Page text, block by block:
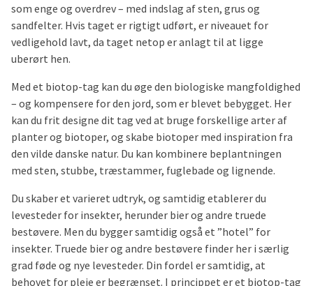
som enge og overdrev – med indslag af sten, grus og
sandfelter. Hvis taget er rigtigt udført, er niveauet for
vedligehold lavt, da taget netop er anlagt til at ligge
uberørt hen.
Med et biotop-tag kan du øge den biologiske mangfoldighed
– og kompensere for den jord, som er blevet bebygget. Her
kan du frit designe dit tag ved at bruge forskellige arter af
planter og biotoper, og skabe biotoper med inspiration fra
den vilde danske natur. Du kan kombinere beplantningen
med sten, stubbe, træstammer, fuglebade og lignende.
Du skaber et varieret udtryk, og samtidig etablerer du
levesteder for insekter, herunder bier og andre truede
bestøvere. Men du bygger samtidig også et ”hotel” for
insekter. Truede bier og andre bestøvere finder her i særlig
grad føde og nye levesteder. Din fordel er samtidig, at
behovet for pleje er begrænset. I princippet er et biotop-tag